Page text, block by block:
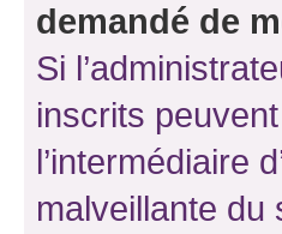
demandé de
Si
inscrits
l’intermédiaire
malveillante du